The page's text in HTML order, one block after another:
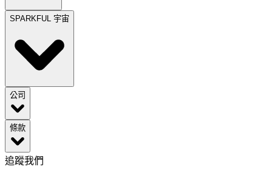
SPARKFUL 宇宙
公司
條款
追蹤我們